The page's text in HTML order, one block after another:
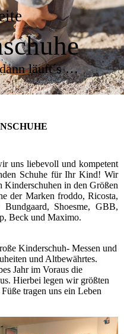
läuft´s …
uns liebevoll und kompetent
Schuhe für Ihr Kind! Wir
Kinderschuhen in den Größen
der Marken froddo, Ricosta,
Shoesme, GBB,
Beck und Maximo.
Kinderschuh- Messen und
und Altbewährtes.
Jahr im Voraus die
Hierbei legen wir größten
tragen uns ein Leben